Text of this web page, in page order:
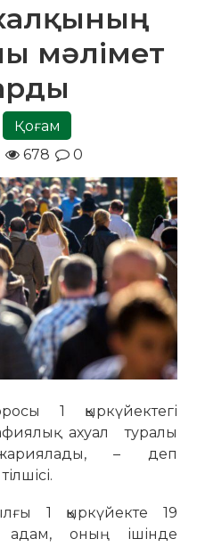
халқының
мәлімет
Қоғам
678 0
1 қыркүйектегі
ахуал туралы
– деп
1 қыркүйекте 19
оның ішінде